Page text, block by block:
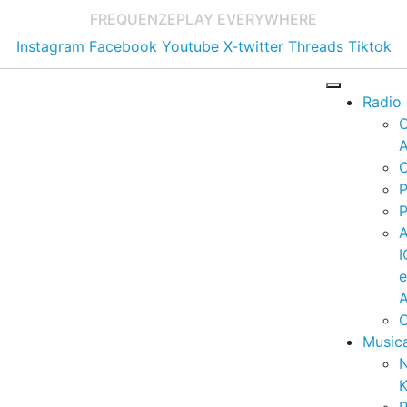
FREQUENZEPLAY EVERYWHERE
Instagram Facebook Youtube X-twitter Threads Tiktok
Radio
e